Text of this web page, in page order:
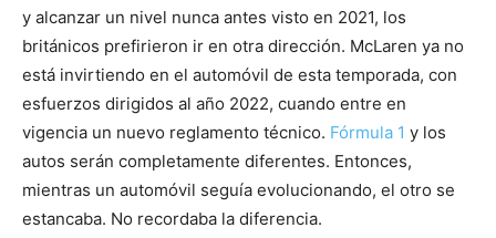
y alcanzar un nivel nunca antes visto en 2021, los
británicos prefirieron ir en otra dirección. McLaren ya no
está invirtiendo en el automóvil de esta temporada, con
esfuerzos dirigidos al año 2022, cuando entre en
vigencia un nuevo reglamento técnico. Fórmula 1 y los
autos serán completamente diferentes. Entonces,
mientras un automóvil seguía evolucionando, el otro se
estancaba. No recordaba la diferencia.